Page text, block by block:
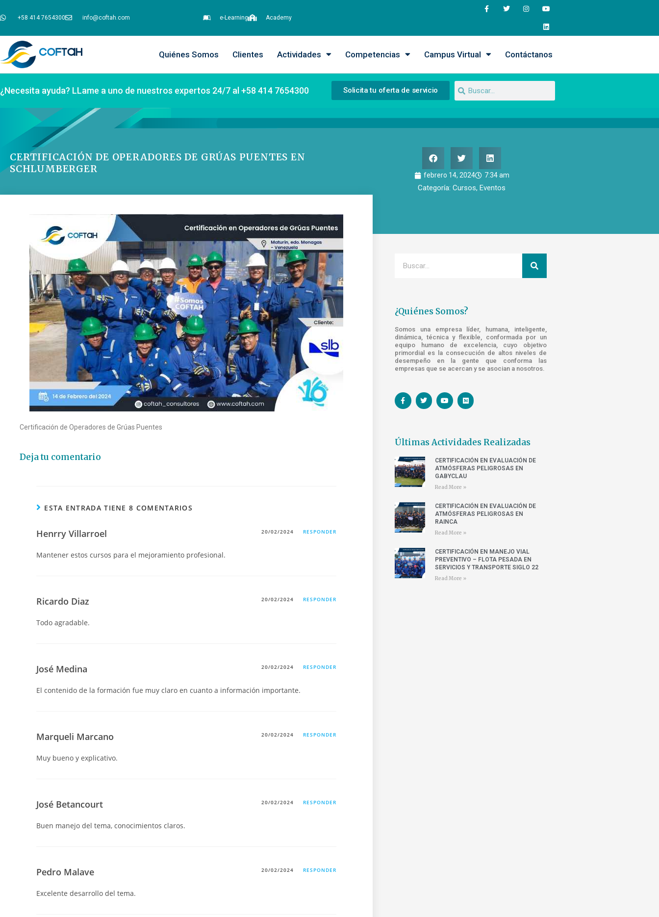
+58 414 7654300 info@coftah.com e-Learning Academy
Quiénes Somos Clientes Actividades Competencias Campus Virtual Contáctanos
¿Necesita ayuda? LLame a uno de nuestros expertos 24/7 al +58 414 7654300 Solicita tu oferta de servicio
CERTIFICACIÓN DE OPERADORES DE GRÚAS PUENTES EN
SCHLUMBERGER
febrero 14, 2024 7:34 am
Categoría:Cursos,Eventos
Certificación de Operadores de Grúas Puentes
Deja tu comentario
ESTA ENTRADA TIENE 8 COMENTARIOS
Henrry Villarroel 20/02/2024 RESPONDER
Mantener estos cursos para el mejoramiento profesional.
Ricardo Diaz 20/02/2024 RESPONDER
Todo agradable.
José Medina 20/02/2024 RESPONDER
El contenido de la formación fue muy claro en cuanto a información importante.
Marqueli Marcano 20/02/2024 RESPONDER
Muy bueno y explicativo.
José Betancourt 20/02/2024 RESPONDER
Buen manejo del tema, conocimientos claros.
Pedro Malave 20/02/2024 RESPONDER
Excelente desarrollo del tema.
¿Quiénes Somos?
Somos una empresa líder, humana, inteligente,
dinámica, técnica y flexible, conformada por un
equipo humano de excelencia, cuyo objetivo
primordial es la consecución de altos niveles de
desempeño en la gente que conforma las
empresas que se acercan y se asocian a nosotros.
Últimas Actividades Realizadas
CERTIFICACIÓN EN EVALUACIÓN DE
ATMÓSFERAS PELIGROSAS EN
GABYCLAU
Read More »
CERTIFICACIÓN EN EVALUACIÓN DE
ATMÓSFERAS PELIGROSAS EN
RAINCA
Read More »
CERTIFICACIÓN EN MANEJO VIAL
PREVENTIVO – FLOTA PESADA EN
SERVICIOS Y TRANSPORTE SIGLO 22
Read More »